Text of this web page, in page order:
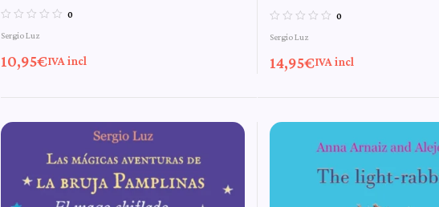
brujas – n.º 11 de Las
mágicas aventuras de la
bruja Pamplinas
0
Sergio Luz
10,95€IVA incl
monstruos
0
Sergio Luz
14,95€IVA incl